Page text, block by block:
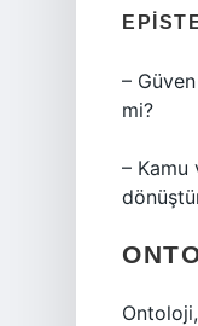
–
mi?
– Kamu